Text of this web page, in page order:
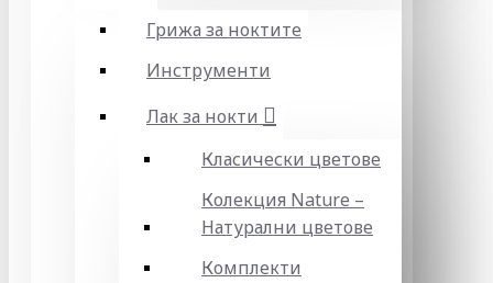
Грижа за ноктите
Инструменти
Лак за нокти
Класически цветове
Колекция Nature –
Натурални цветове
Комплекти